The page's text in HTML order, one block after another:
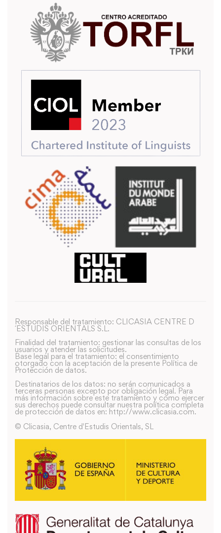
Responsable del tratamiento: CLICASIA CENTRE D
´ESTUDIS ORIENTALS S.L.
Finalidad del tratamiento: gestionar las consultas de los
usuarios y atender las solicitudes.
Base legal para el tratamiento: el consentimiento
otorgado con la aceptación de la presente Política de
Protección de datos.
Destinatarios de los datos: no serán comunicados a
terceras personas excepto por obligación legal. Para
más información sobre este tratamiento y como ejercer
sus derechos puede consultar nuestra política completa
de protección de datos en: http://www.clicasia.com.
© Clicasia, Centre d'Estudis Orientals, SL